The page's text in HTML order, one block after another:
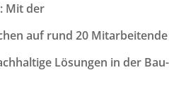
Mit der
auf rund 20
Lösungen in der